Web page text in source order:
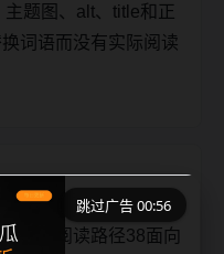
题图、alt、title和正
词语而没有实际阅读
专题阅读路径38面向
跳过广告 00:56